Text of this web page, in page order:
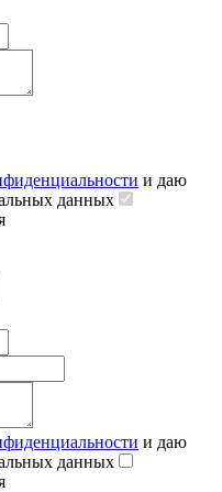
и даю
данных
и даю
данных